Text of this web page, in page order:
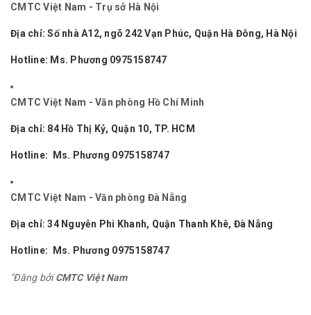
CMTC Việt Nam - Trụ sở Hà Nội
Địa chỉ:Số nhà A12, ngõ 242 Vạn Phúc, Quận Hà Đông, Hà Nội
Hotline: Ms. Phương 0975158747
CMTC Việt Nam - Văn phòng Hồ Chí Minh
Địa chỉ: 84 Hồ Thị Kỷ, Quận 10, TP. HCM
Hotline: Ms. Phương 0975158747
CMTC Việt Nam - Văn phòng Đà Nẵng
Địa chỉ: 34 Nguyễn Phi Khanh, Quận Thanh Khê, Đà Nẵng
Hotline: Ms. Phương 0975158747
"Đăng bởiCMTC Việt Nam